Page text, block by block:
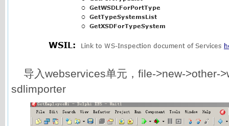
导入webservices单元，file->new->other-
sdlimporter